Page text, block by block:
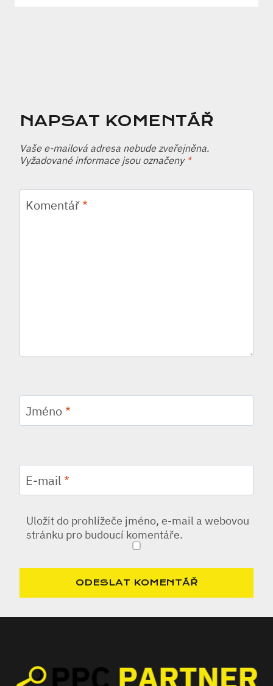
NAPSAT KOMENTÁŘ
Vaše e-mailová adresa nebude zveřejněna.
Vyžadované informace jsou označeny *
Komentář*
Jméno *
E-mail *
Uložit do prohlížeče jméno, e-mail a webovou
stránku pro budoucí komentáře.